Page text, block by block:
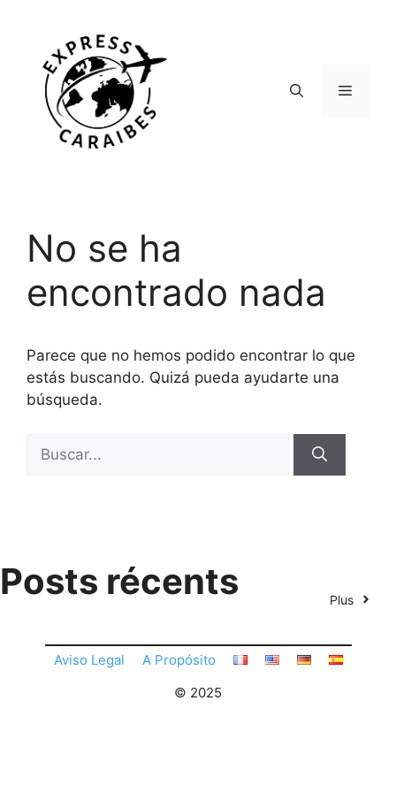
contenido
Menú
No se ha
encontrado nada
Parece que no hemos podido encontrar lo que
estás buscando. Quizá pueda ayudarte una
búsqueda.
Posts récents Plus
Aviso Legal
A Propósito
© 2025